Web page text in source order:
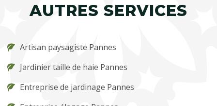
AUTRES SERVICES
Artisan paysagiste Pannes
Jardinier taille de haie Pannes
Entreprise de jardinage Pannes